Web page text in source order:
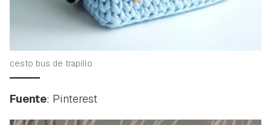
cesto bus de trapillo
Fuente: Pinterest